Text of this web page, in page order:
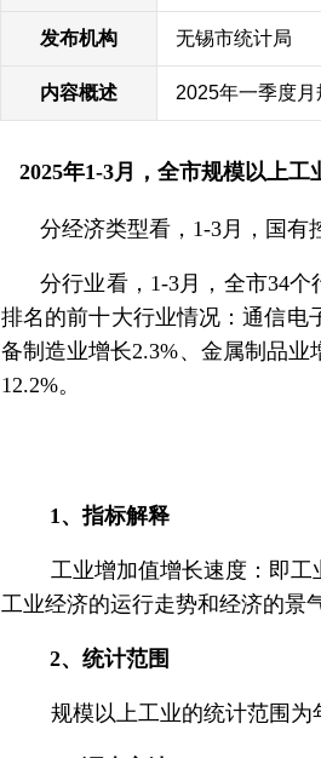
发布机构 无锡市统计局
内容概述 2025年一季度
2025年1-3月，全市规模以上工
分经济类型看， 1-3月，国有
分行业看， 1-3月，全市34个
排名的前十大行业情况：通信电
备制造业增长2.3%、金属制品业
12.2%。
1、指标解释
工业增加值增长速度：即工业
工业经济的运行走势和经济的景
2、统计范围
规模以上工业的统计范围为